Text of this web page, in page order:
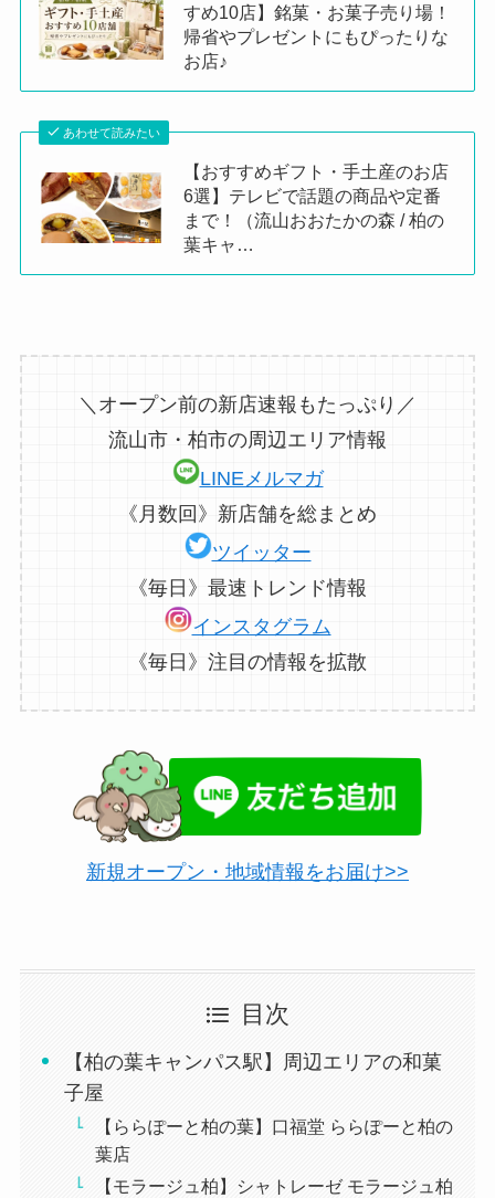
すめ10店】銘菓・お菓子売り場！
帰省やプレゼントにもぴったりな
お店♪
あわせて読みたい
【おすすめギフト・手土産のお店
6選】テレビで話題の商品や定番
まで！（流山おおたかの森 / 柏の
葉キャ…
＼オープン前の新店速報もたっぷり／
流山市・柏市の周辺エリア情報
LINEメルマガ
《月数回》新店舗を総まとめ
ツイッター
《毎日》最速トレンド情報
インスタグラム
《毎日》注目の情報を拡散
新規オープン・地域情報をお届け>>
目次
【柏の葉キャンパス駅】周辺エリアの和菓
子屋
【ららぽーと柏の葉】口福堂 ららぽーと柏の
葉店
【モラージュ柏】シャトレーゼ モラージュ柏